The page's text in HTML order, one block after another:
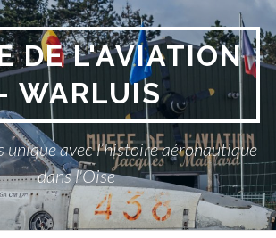
DE L'AVIATION
WARLUIS
unique avec l’histoire aéronautique
dans l'Oise